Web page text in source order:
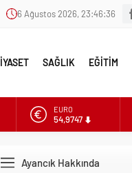
6 Ağustos 2026, 23:46:38
SAĞLIK EĞİTİM
ALTIN
6.499,25
Ayancık Hakkında